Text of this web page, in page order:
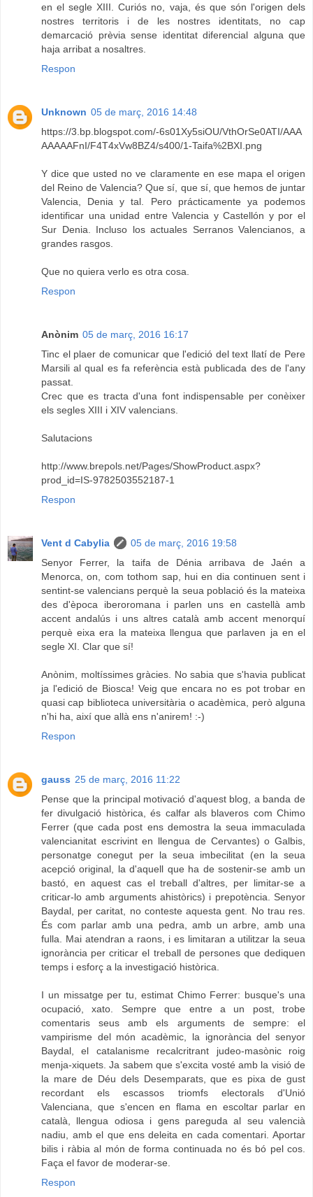
en el segle XIII. Curiós no, vaja, és que són l'origen dels
nostres territoris i de les nostres identitats, no cap
demarcació prèvia sense identitat diferencial alguna que
haja arribat a nosaltres.
Respon
Unknown 05 de març, 2016 14:48
https://3.bp.blogspot.com/-6s01Xy5siOU/VthOrSe0ATI/AAA
AAAAAFnI/F4T4xVw8BZ4/s400/1-Taifa%2BXI.png
Y dice que usted no ve claramente en ese mapa el origen
del Reino de Valencia? Que sí, que sí, que hemos de juntar
Valencia, Denia y tal. Pero prácticamente ya podemos
identificar una unidad entre Valencia y Castellón y por el
Sur Denia. Incluso los actuales Serranos Valencianos, a
grandes rasgos.
Que no quiera verlo es otra cosa.
Respon
Anònim 05 de març, 2016 16:17
Tinc el plaer de comunicar que l'edició del text llatí de Pere
Marsili al qual es fa referència està publicada des de l'any
passat.
Crec que es tracta d'una font indispensable per conèixer
els segles XIII i XIV valencians.
Salutacions
http://www.brepols.net/Pages/ShowProduct.aspx?
prod_id=IS-9782503552187-1
Respon
Vent d Cabylia
05 de març, 2016 19:58
Senyor Ferrer, la taifa de Dénia arribava de Jaén a
Menorca, on, com tothom sap, hui en dia continuen sent i
sentint-se valencians perquè la seua població és la mateixa
des d'època iberoromana i parlen uns en castellà amb
accent andalús i uns altres català amb accent menorquí
perquè eixa era la mateixa llengua que parlaven ja en el
segle XI. Clar que sí!
Anònim, moltíssimes gràcies. No sabia que s'havia publicat
ja l'edició de Biosca! Veig que encara no es pot trobar en
quasi cap biblioteca universitària o acadèmica, però alguna
n'hi ha, així que allà ens n'anirem! :-)
Respon
gauss 25 de març, 2016 11:22
Pense que la principal motivació d'aquest blog, a banda de
fer divulgació històrica, és calfar als blaveros com Chimo
Ferrer (que cada post ens demostra la seua immaculada
valencianitat escrivint en llengua de Cervantes) o Galbis,
personatge conegut per la seua imbecilitat (en la seua
acepció original, la d'aquell que ha de sostenir-se amb un
bastó, en aquest cas el treball d'altres, per limitar-se a
criticar-lo amb arguments ahistòrics) i prepotència. Senyor
Baydal, per caritat, no conteste aquesta gent. No trau res.
És com parlar amb una pedra, amb un arbre, amb una
fulla. Mai atendran a raons, i es limitaran a utilitzar la seua
ignorància per criticar el treball de persones que dediquen
temps i esforç a la investigació històrica.
I un missatge per tu, estimat Chimo Ferrer: busque's una
ocupació, xato. Sempre que entre a un post, trobe
comentaris seus amb els arguments de sempre: el
vampirisme del món acadèmic, la ignorància del senyor
Baydal, el catalanisme recalcritrant judeo-masònic roig
menja-xiquets. Ja sabem que s'excita vosté amb la visió de
la mare de Déu dels Desemparats, que es pixa de gust
recordant els escassos triomfs electorals d'Unió
Valenciana, que s'encen en flama en escoltar parlar en
català, llengua odiosa i gens pareguda al seu valencià
nadiu, amb el que ens deleita en cada comentari. Aportar
bilis i ràbia al món de forma continuada no és bó pel cos.
Faça el favor de moderar-se.
Respon